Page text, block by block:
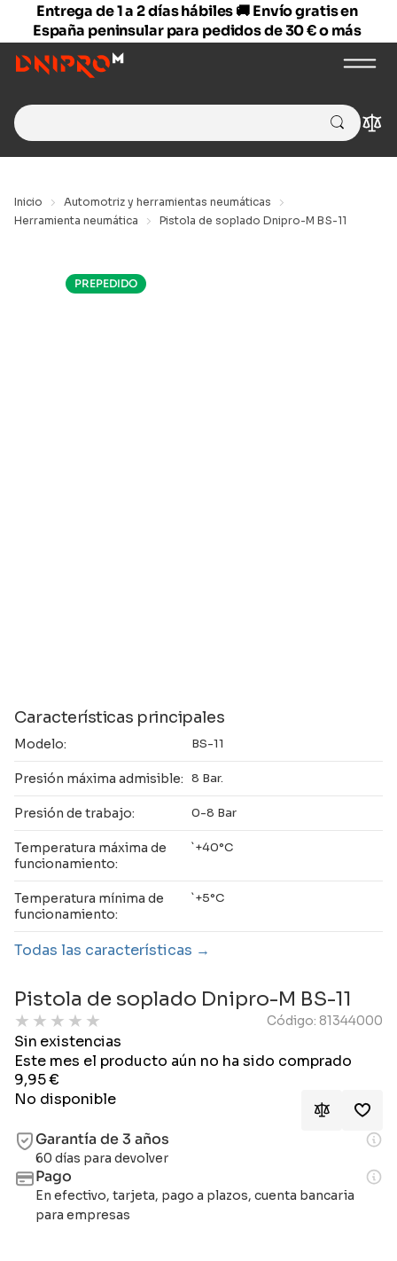
Entrega de 1 a 2 días hábiles 🚚 Envío gratis en
España peninsular para pedidos de 30 € o más
Search
for:
Inicio
Automotriz y herramientas neumáticas
Herramienta neumática
Pistola de soplado Dnipro-M BS-11
PREPEDIDO
Características principales
Modelo: BS-11
Presión máxima admisible: 8 Bar.
Presión de trabajo: 0-8 Bar
Temperatura máxima de
funcionamiento:
`+40°C
Temperatura mínima de
funcionamiento:
`+5°C
Todas las características
Pistola de soplado Dnipro-M BS-11
★ ★ ★ ★ ★ Código: 81344000
Sin existencias
Este mes el producto aún no ha sido comprado
9,95€
No disponible
Garantía de 3 años
60 días para devolver
Pago
En efectivo, tarjeta, pago a plazos, cuenta bancaria
para empresas